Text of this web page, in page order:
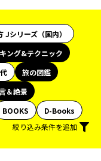
Jシリーズ（国内）
ング&テクニック
旅の図鑑
＆絶景
BOOKS
D-Books
絞り込み条件を追加